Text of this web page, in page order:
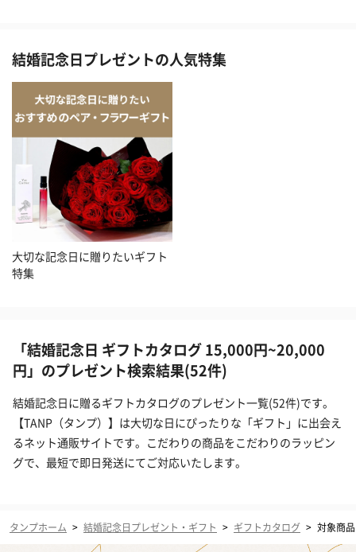
結婚記念日プレゼントの人気特集
大切な記念日に贈りたいギフト
特集
「結婚記念日 ギフトカタログ 15,000円~20,000
円」のプレゼント検索結果(52件)
結婚記念日に贈るギフトカタログのプレゼント一覧(52件)です。
【TANP（タンプ）】は大切な日にぴったりな「ギフト」に出会え
るネット通販サイトです。こだわりの商品をこだわりのラッピン
グで、最短で即日発送にてご対応いたします。
タンプホーム > 結婚記念日プレゼント・ギフト > ギフトカタログ > 対象商